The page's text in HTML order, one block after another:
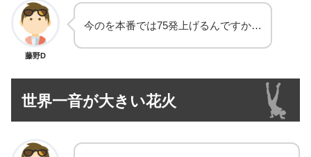
藤野D
今のを本番では75発上げるんですか…
世界一音が大きい花火